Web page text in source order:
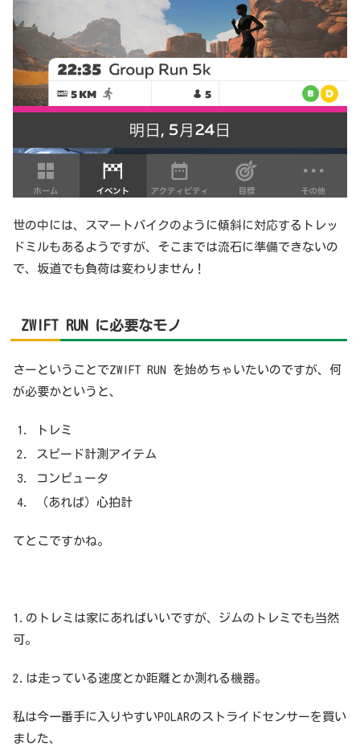
世の中には、スマートバイクのように傾斜に対応するトレッ
ドミルもあるようですが、そこまでは流石に準備できないの
で、坂道でも負荷は変わりません！
ZWIFT RUN に必要なモノ
さーということでZWIFT RUN を始めちゃいたいのですが、何
が必要かというと、
トレミ
スピード計測アイテム
コンピュータ
（あれば）心拍計
てとこですかね。
1.のトレミは家にあればいいですが、ジムのトレミでも当然
可。
2.は走っている速度とか距離とか測れる機器。
私は今一番手に入りやすいPOLARのストライドセンサーを買い
ました、